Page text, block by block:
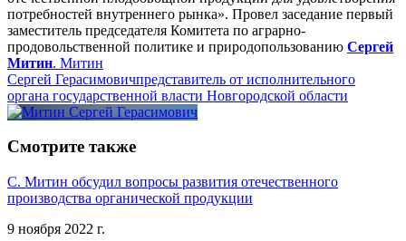
потребностей внутреннего рынка». Провел заседание первый
заместитель председателя Комитета по аграрно-
продовольственной политике и природопользованию Сергей
Митин. Митин
Сергей Герасимовичпредставитель от исполнительного
органа государственной власти Новгородской области
Смотрите также
С. Митин обсудил вопросы развития отечественного
производства органической продукции
9 ноября 2022 г.